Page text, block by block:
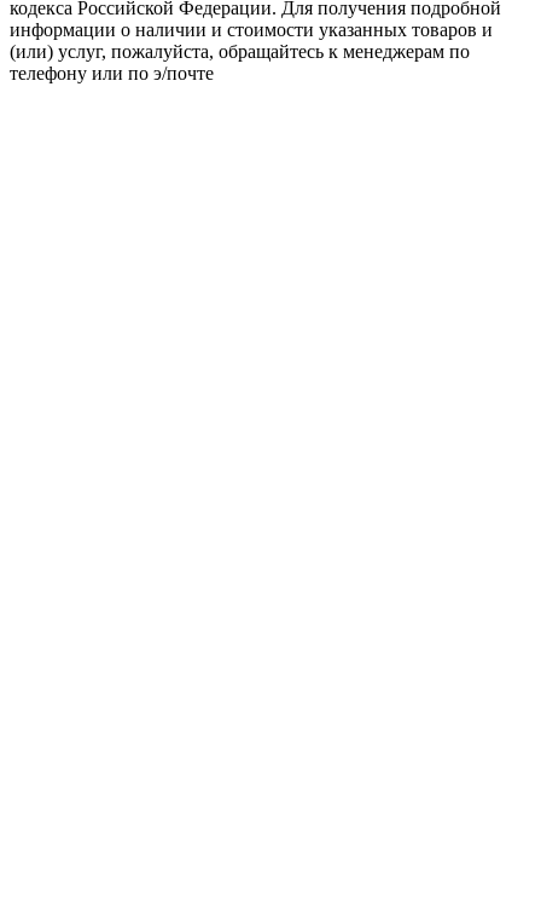
кодекса Российской Федерации. Для получения подробной
информации о наличии и стоимости указанных товаров и
(или) услуг, пожалуйста, обращайтесь к менеджерам по
телефону или по э/почте